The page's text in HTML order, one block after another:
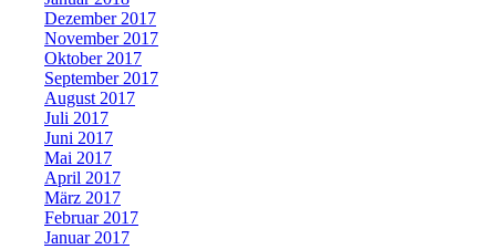
Dezember 2017
November 2017
Oktober 2017
September 2017
August 2017
Juli 2017
Juni 2017
Mai 2017
April 2017
März 2017
Februar 2017
Januar 2017